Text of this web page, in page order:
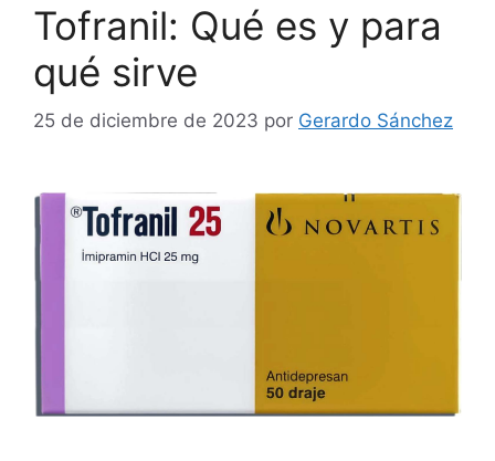
Tofranil: Qué es y para
qué sirve
25 de diciembre de 2023 por Gerardo Sánchez